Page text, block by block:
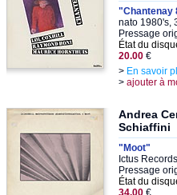
"Chantenay
nato 1980's,
Pressage
État du
20.00 €
> En savoir
> ajouter à
Andrea
Schiaffini
"Moot"
Ictus
Pressage
État du
34.00 €